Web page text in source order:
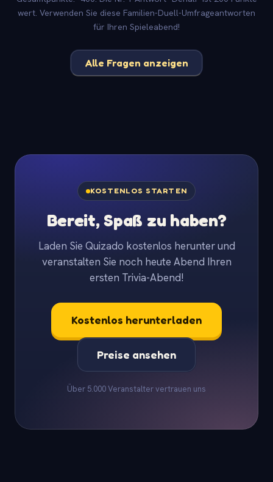
wert. Verwenden Sie diese Familien-Duell-Umfrageantworten
für Ihren Spieleabend!
Alle Fragen anzeigen
KOSTENLOS STARTEN
Bereit, Spaß zu haben?
Laden Sie Quizado kostenlos herunter und
veranstalten Sie noch heute Abend Ihren
ersten Trivia-Abend!
Kostenlos herunterladen
Preise ansehen
Über 5.000 Veranstalter vertrauen uns